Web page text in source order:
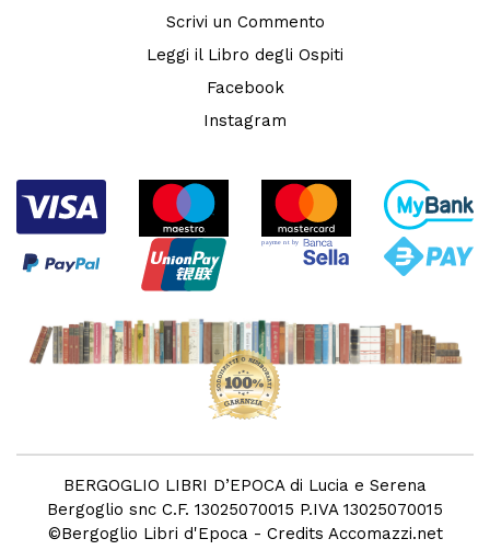
Scrivi un Commento
Leggi il Libro degli Ospiti
Facebook
Instagram
BERGOGLIO LIBRI D’EPOCA di Lucia e Serena
Bergoglio snc C.F. 13025070015 P.IVA 13025070015
©Bergoglio Libri d'Epoca - Credits Accomazzi.net